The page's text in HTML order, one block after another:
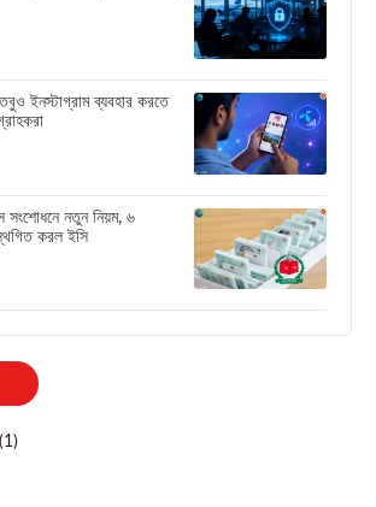
তবুও ইনস্টাগ্রাম ব্যবহার করতে
নতুন নিয়ম, ৬
করল ইসি
(1)